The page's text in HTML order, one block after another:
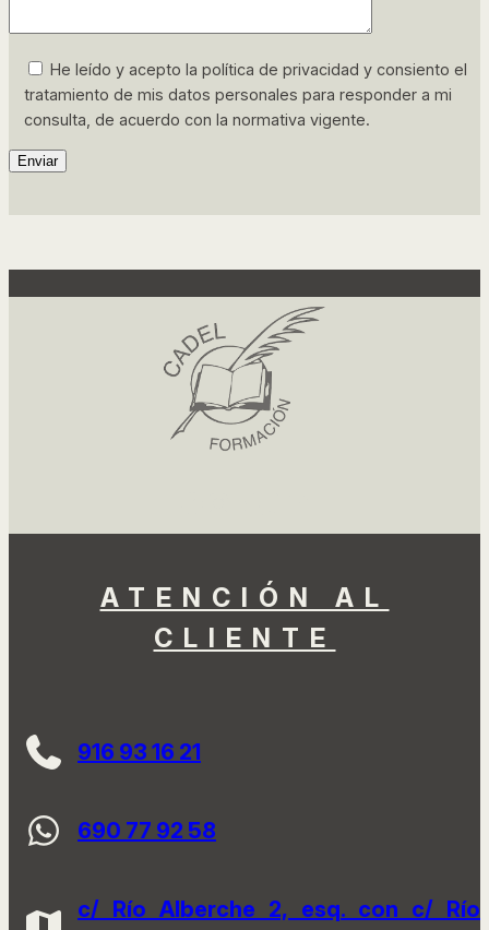
He leído y acepto la política de privacidad y consiento el
tratamiento de mis datos personales para responder a mi
consulta, de acuerdo con la normativa vigente.
ATENCIÓN AL
CLIENTE
916 93 16 21
690 77 92 58
c/ Río Alberche 2, esq. con c/ Río